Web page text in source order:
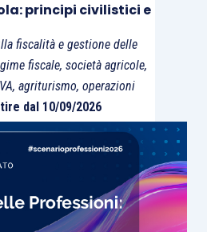
principi civilistici e
fiscalità e gestione delle
fiscale, società agricole,
agriturismo, operazioni
dal 10/09/2026